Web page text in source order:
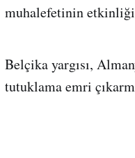
muhalefetinin
Belçika yargısı,
tutuklama emri